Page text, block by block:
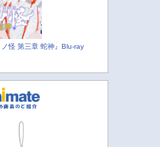
ノ怪 第三章 蛇神』Blu-ray